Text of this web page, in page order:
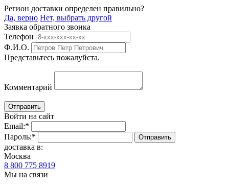
Регион доставки определен правильно?
Да, верно Нет, выбрать другой
Заявка обратного звонка
Телефон
Ф.И.О.
Представьтесь пожалуйста.
Комментарий
Войти на сайт
Email:*
Пароль:*
доставка в:
Москва
8 800 775 8919
Мы на связи